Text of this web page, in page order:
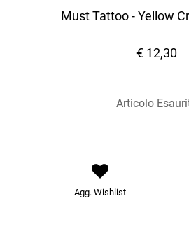
Must Tattoo - Yellow
€ 12,30
Articolo
Agg. Wishlist